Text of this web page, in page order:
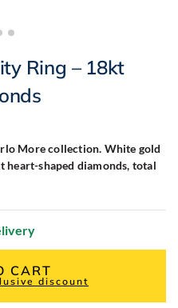
Ring – 18kt
More collection. White gold
shaped diamonds, total
CART
discount